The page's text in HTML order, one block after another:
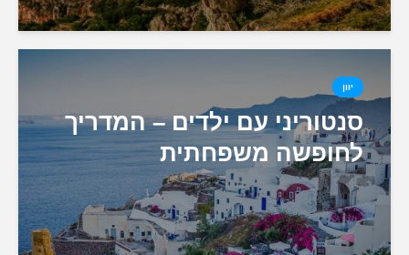
יוון
סנטוריני עם ילדים – המדריך
לחופשה משפחתית